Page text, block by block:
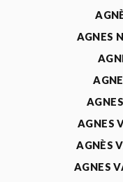
AGNES
AGNES
AGNÈS
AGNES